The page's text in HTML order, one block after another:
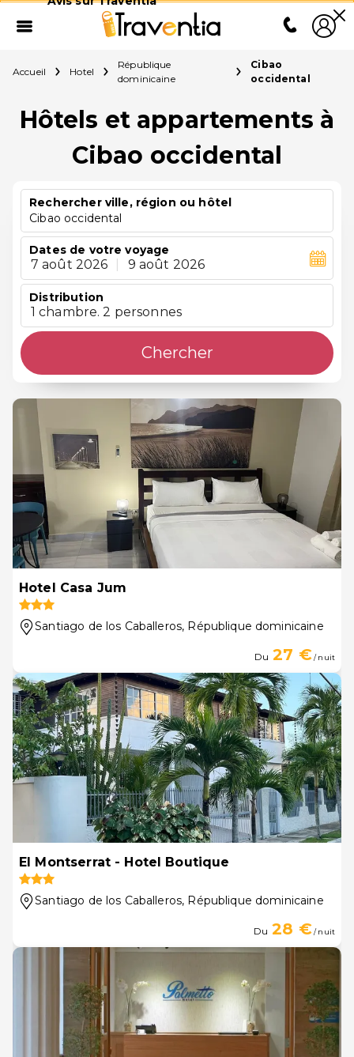
Accueil Hotel
République
dominicaine
Cibao
occidental
Hôtels et appartements à
Cibao occidental
Rechercher ville, région ou hôtel
Cibao occidental
Dates de votre voyage
7 août 2026 9 août 2026
Distribution
1 chambre. 2 personnes
Chercher
Hotel Casa Jum
Santiago de los Caballeros, République dominicaine
Du 27 €/ nuit
El Montserrat - Hotel Boutique
Santiago de los Caballeros, République dominicaine
Du 28 €/ nuit